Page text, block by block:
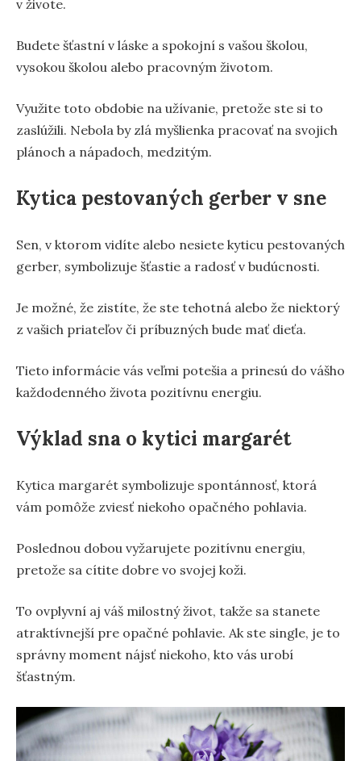
v živote.
Budete šťastní v láske a spokojní s vašou školou,
vysokou školou alebo pracovným životom.
Využite toto obdobie na užívanie, pretože ste si to
zaslúžili. Nebola by zlá myšlienka pracovať na svojich
plánoch a nápadoch, medzitým.
Kytica pestovaných gerber v sne
Sen, v ktorom vidíte alebo nesiete kyticu pestovaných
gerber, symbolizuje šťastie a radosť v budúcnosti.
Je možné, že zistíte, že ste tehotná alebo že niektorý
z vašich priateľov či príbuzných bude mať dieťa.
Tieto informácie vás veľmi potešia a prinesú do vášho
každodenného života pozitívnu energiu.
Výklad sna o kytici margarét
Kytica margarét symbolizuje spontánnosť, ktorá
vám pomôže zviesť niekoho opačného pohlavia.
Poslednou dobou vyžarujete pozitívnu energiu,
pretože sa cítite dobre vo svojej koži.
To ovplyvní aj váš milostný život, takže sa stanete
atraktívnejší pre opačné pohlavie. Ak ste single, je to
správny moment nájsť niekoho, kto vás urobí
šťastným.